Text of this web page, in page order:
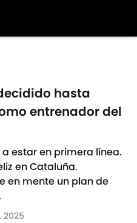
hasta
entrenador del
a estar en primera línea.
en Cataluña.
en mente un plan de
2025